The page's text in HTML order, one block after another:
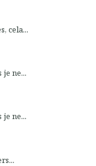
cela...
ne...
ne...